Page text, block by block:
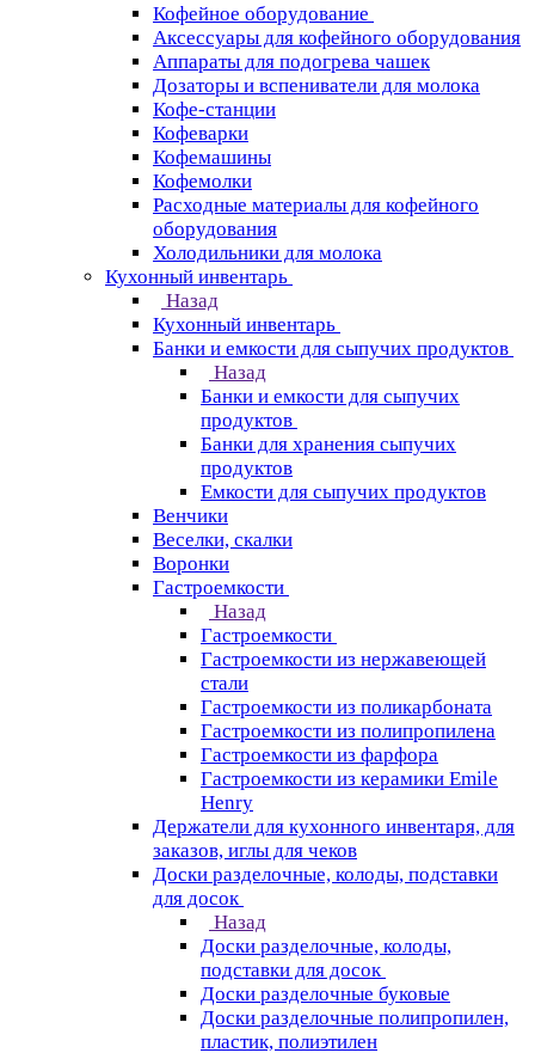
Кофейное оборудование
Аксессуары для кофейного оборудования
Аппараты для подогрева чашек
Дозаторы и вспениватели для молока
Кофе-станции
Кофеварки
Кофемашины
Кофемолки
Расходные материалы для кофейного
оборудования
Холодильники для молока
Кухонный инвентарь
Назад
Кухонный инвентарь
Банки и емкости для сыпучих продуктов
Назад
Банки и емкости для сыпучих
продуктов
Банки для хранения сыпучих
продуктов
Емкости для сыпучих продуктов
Венчики
Веселки, скалки
Воронки
Гастроемкости
Назад
Гастроемкости
Гастроемкости из нержавеющей
стали
Гастроемкости из поликарбоната
Гастроемкости из полипропилена
Гастроемкости из фарфора
Гастроемкости из керамики Emile
Henry
Держатели для кухонного инвентаря, для
заказов, иглы для чеков
Доски разделочные, колоды, подставки
для досок
Назад
Доски разделочные, колоды,
подставки для досок
Доски разделочные буковые
Доски разделочные полипропилен,
пластик, полиэтилен